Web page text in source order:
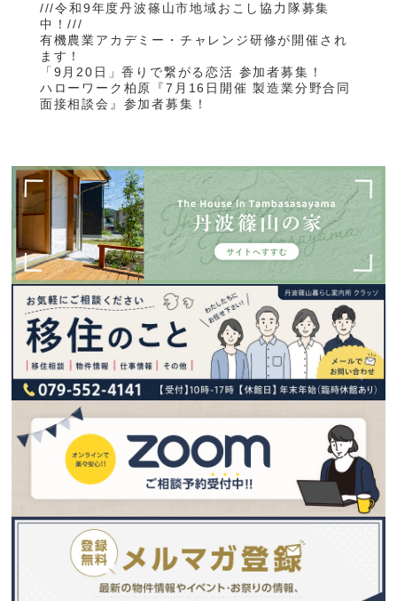
///令和9年度丹波篠山市地域おこし協力隊募集
中！///
有機農業アカデミー・チャレンジ研修が開催され
ます！
「9月20日」香りで繋がる恋活 参加者募集！
ハローワーク柏原『7月16日開催 製造業分野合同
面接相談会』参加者募集！